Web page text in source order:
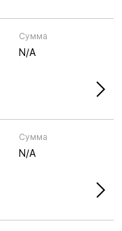
Сумма
N/A
Сумма
N/A